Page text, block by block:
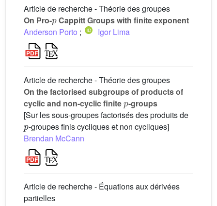
Article de recherche - Théorie des groupes
On Pro-
p
Cappitt Groups with finite exponent
Anderson Porto ; Igor Lima
Article de recherche - Théorie des groupes
On the factorised subgroups of products of
cyclic and non-cyclic finite
p
-groups
[Sur les sous-groupes factorisés des produits de
p
-groupes finis cycliques et non cycliques]
Brendan McCann
Article de recherche - Équations aux dérivées
partielles